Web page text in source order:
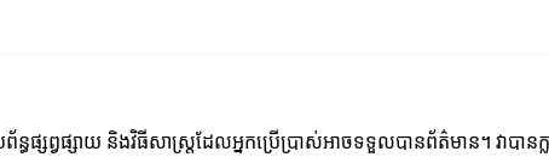
ន្ធផ្សព្វផ្សាយ និងវិធីសាស្ត្រដែលអ្នកប្រើប្រាស់អាចទទួលបានព័ត៌មាន។ វាបាន